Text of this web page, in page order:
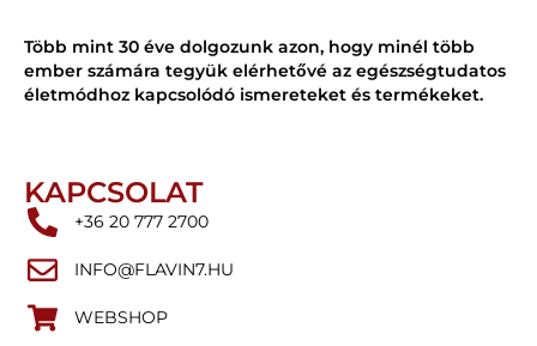
Több mint 30 éve dolgozunk azon, hogy minél több
ember számára tegyük elérhetővé az egészségtudatos
életmódhoz kapcsolódó ismereteket és termékeket.
KAPCSOLAT
+36 20 777 2700
INFO@FLAVIN7.HU
WEBSHOP